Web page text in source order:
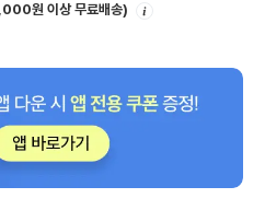
원 이상 무료배송)